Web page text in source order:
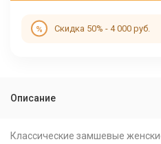
Скидка 50% - 4 000 руб.
Описание
Классические замшевые